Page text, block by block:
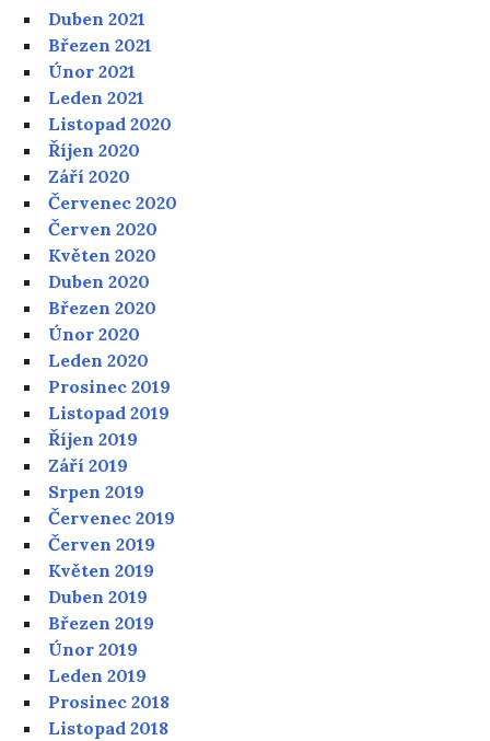
Duben 2021
Březen 2021
Únor 2021
Leden 2021
Listopad 2020
Říjen 2020
Září 2020
Červenec 2020
Červen 2020
Květen 2020
Duben 2020
Březen 2020
Únor 2020
Leden 2020
Prosinec 2019
Listopad 2019
Říjen 2019
Září 2019
Srpen 2019
Červenec 2019
Červen 2019
Květen 2019
Duben 2019
Březen 2019
Únor 2019
Leden 2019
Prosinec 2018
Listopad 2018